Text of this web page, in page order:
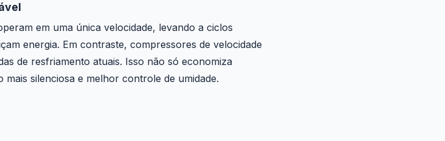
em uma única velocidade, levando a ciclos
energia. Em contraste, compressores de velocidade
de resfriamento atuais. Isso não só economiza
silenciosa e melhor controle de umidade.